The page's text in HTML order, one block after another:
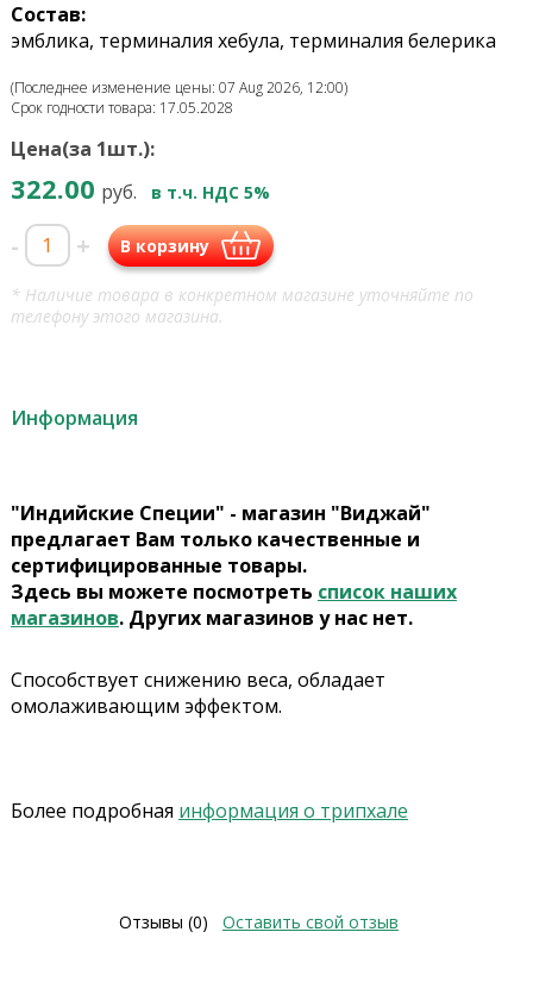
Состав:
эмблика, терминалия хебула, терминалия белерика
(Последнее изменение цены: 07 Aug 2026, 12:00)
Срок годности товара: 17.05.2028
Цена(за 1шт.):
322.00 руб. в т.ч. НДС 5%
- + В корзину
* Наличие товара в конкретном магазине уточняйте по
телефону этого магазина.
Информация
"Индийские Специи" - магазин "Виджай"
предлагает Вам только качественные и
сертифицированные товары.
Здесь вы можете посмотреть список наших
магазинов. Других магазинов у нас нет.
Способствует снижению веса, обладает
омолаживающим эффектом.
Более подробная информация о трипхале
Отзывы (0) Оставить свой отзыв